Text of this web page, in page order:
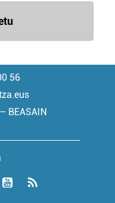
56
BEASAIN